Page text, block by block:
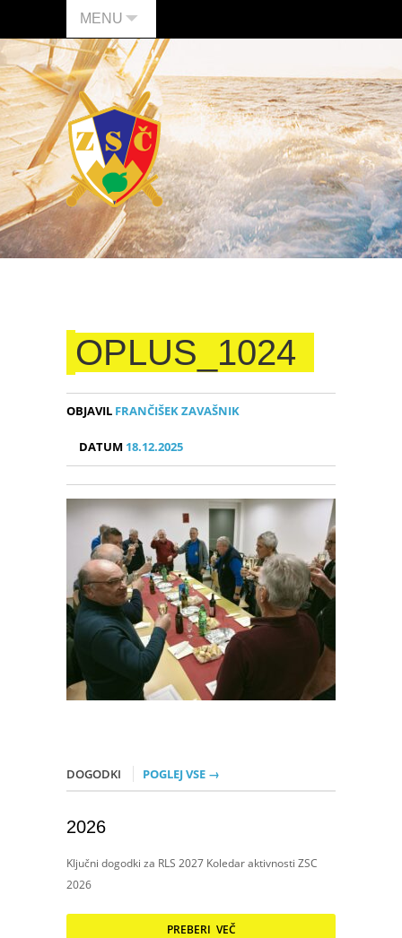
MENU
OPLUS_1024
OBJAVIL FRANČIŠEK ZAVAŠNIK
DATUM 18.12.2025
DOGODKI POGLEJ VSE →
2026
Ključni dogodki za RLS 2027 Koledar aktivnosti ZSC
2026
PREBERI VEČ